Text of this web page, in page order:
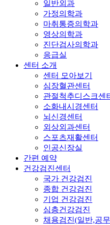
일반외과
가정의학과
마취통증의학과
영상의학과
진단검사의학과
응급실
센터 소개
센터 모아보기
심장혈관센터
관절척추디스크센
소화내시경센터
뇌신경센터
외상외과센터
스포츠재활센터
인공신장실
간편 예약
건강검진센터
국가 건강검진
종합 건강검진
기업 건강검진
심층건강검진
채용검진(일반,공